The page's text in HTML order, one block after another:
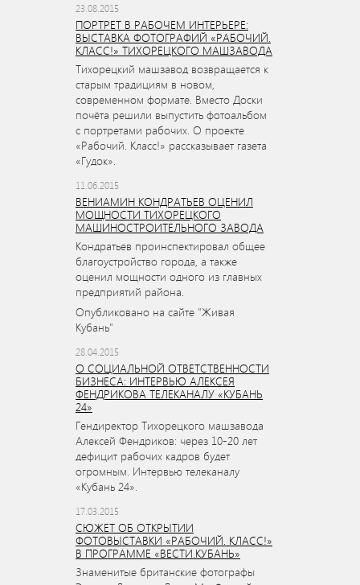
23.08.2015
ПОРТРЕТ В РАБОЧЕМ ИНТЕРЬЕРЕ:
ВЫСТАВКА ФОТОГРАФИЙ «РАБОЧИЙ.
КЛАСС!» ТИХОРЕЦКОГО МАШЗАВОДА
Тихорецкий машзавод возвращается к
старым традициям в новом,
современном формате. Вместо Доски
почёта решили выпустить фотоальбом
с портретами рабочих. О проекте
«Рабочий. Класс!» рассказывает газета
«Гудок».
11.06.2015
ВЕНИАМИН КОНДРАТЬЕВ ОЦЕНИЛ
МОЩНОСТИ ТИХОРЕЦКОГО
МАШИНОСТРОИТЕЛЬНОГО ЗАВОДА
Кондратьев проинспектировал общее
благоустройство города, а также
оценил мощности одного из главных
предприятий района.
Опубликовано на сайте "Живая
Кубань"
28.04.2015
О СОЦИАЛЬНОЙ ОТВЕТСТВЕННОСТИ
БИЗНЕСА: ИНТЕРВЬЮ АЛЕКСЕЯ
ФЕНДРИКОВА ТЕЛЕКАНАЛУ «КУБАНЬ
24»
Гендиректор Тихорецкого машзавода
Алексей Фендриков: через 10-20 лет
дефицит рабочих кадров будет
огромным. Интервью телеканалу
«Кубань 24».
17.03.2015
СЮЖЕТ ОБ ОТКРЫТИИ
ФОТОВЫСТАВКИ «РАБОЧИЙ. КЛАСС!»
В ПРОГРАММЕ «ВЕСТИ.КУБАНЬ»
Знаменитые британские фотографы